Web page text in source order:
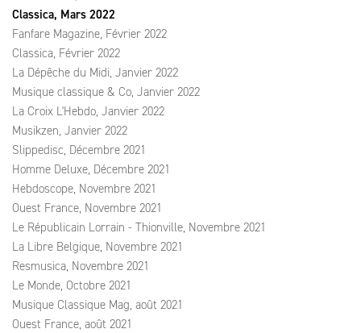
Classica, Mars 2022
Fanfare Magazine, Février 2022
Classica, Février 2022
La Dépêche du Midi, Janvier 2022
Musique classique & Co, Janvier 2022
La Croix L'Hebdo, Janvier 2022
Musikzen, Janvier 2022
Slippedisc, Décembre 2021
Homme Deluxe, Décembre 2021
Hebdoscope, Novembre 2021
Ouest France, Novembre 2021
Le Républicain Lorrain - Thionville, Novembre 2021
La Libre Belgique, Novembre 2021
Resmusica, Novembre 2021
Le Monde, Octobre 2021
Musique Classique Mag, août 2021
Ouest France, août 2021